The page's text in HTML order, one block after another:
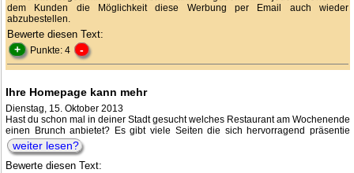
dem Kunden die Möglichkeit diese Werbung per Email auch wieder
abzubestellen.
Bewerte diesen Text:
+ Punkte: 4 -
Ihre Homepage kann mehr
Dienstag, 15. Oktober 2013
Hast du schon mal in deiner Stadt gesucht welches Restaurant am Wochenende
einen Brunch anbietet? Es gibt viele Seiten die sich hervorragend präsentie
weiter lesen?
Bewerte diesen Text: